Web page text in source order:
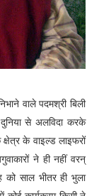
वाले पदमश्री बिली
से अलविदा करके
के वाइल्ड लाइफरों
ने ही नहीं वरन्
को साल भीतर ही भुला